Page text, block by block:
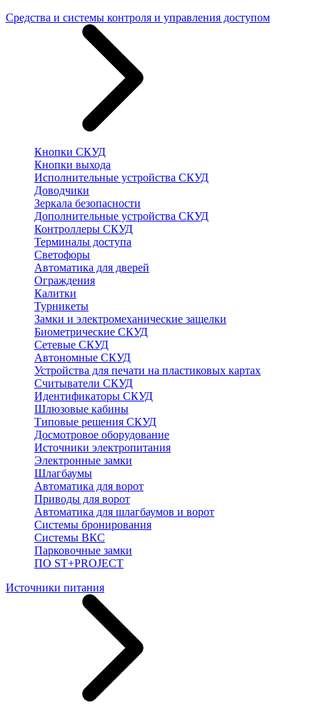
Средства и системы контроля и управления доступом
Кнопки СКУД
Кнопки выхода
Исполнительные устройства СКУД
Доводчики
Зеркала безопасности
Дополнительные устройства СКУД
Контроллеры СКУД
Терминалы доступа
Светофоры
Автоматика для дверей
Ограждения
Калитки
Турникеты
Замки и электромеханические защелки
Биометрические СКУД
Сетевые СКУД
Автономные СКУД
Устройства для печати на пластиковых картах
Считыватели СКУД
Идентификаторы СКУД
Шлюзовые кабины
Типовые решения СКУД
Досмотровое оборудование
Источники электропитания
Электронные замки
Шлагбаумы
Автоматика для ворот
Приводы для ворот
Автоматика для шлагбаумов и ворот
Системы бронирования
Системы ВКС
Парковочные замки
ПО ST+PROJECT
Источники питания